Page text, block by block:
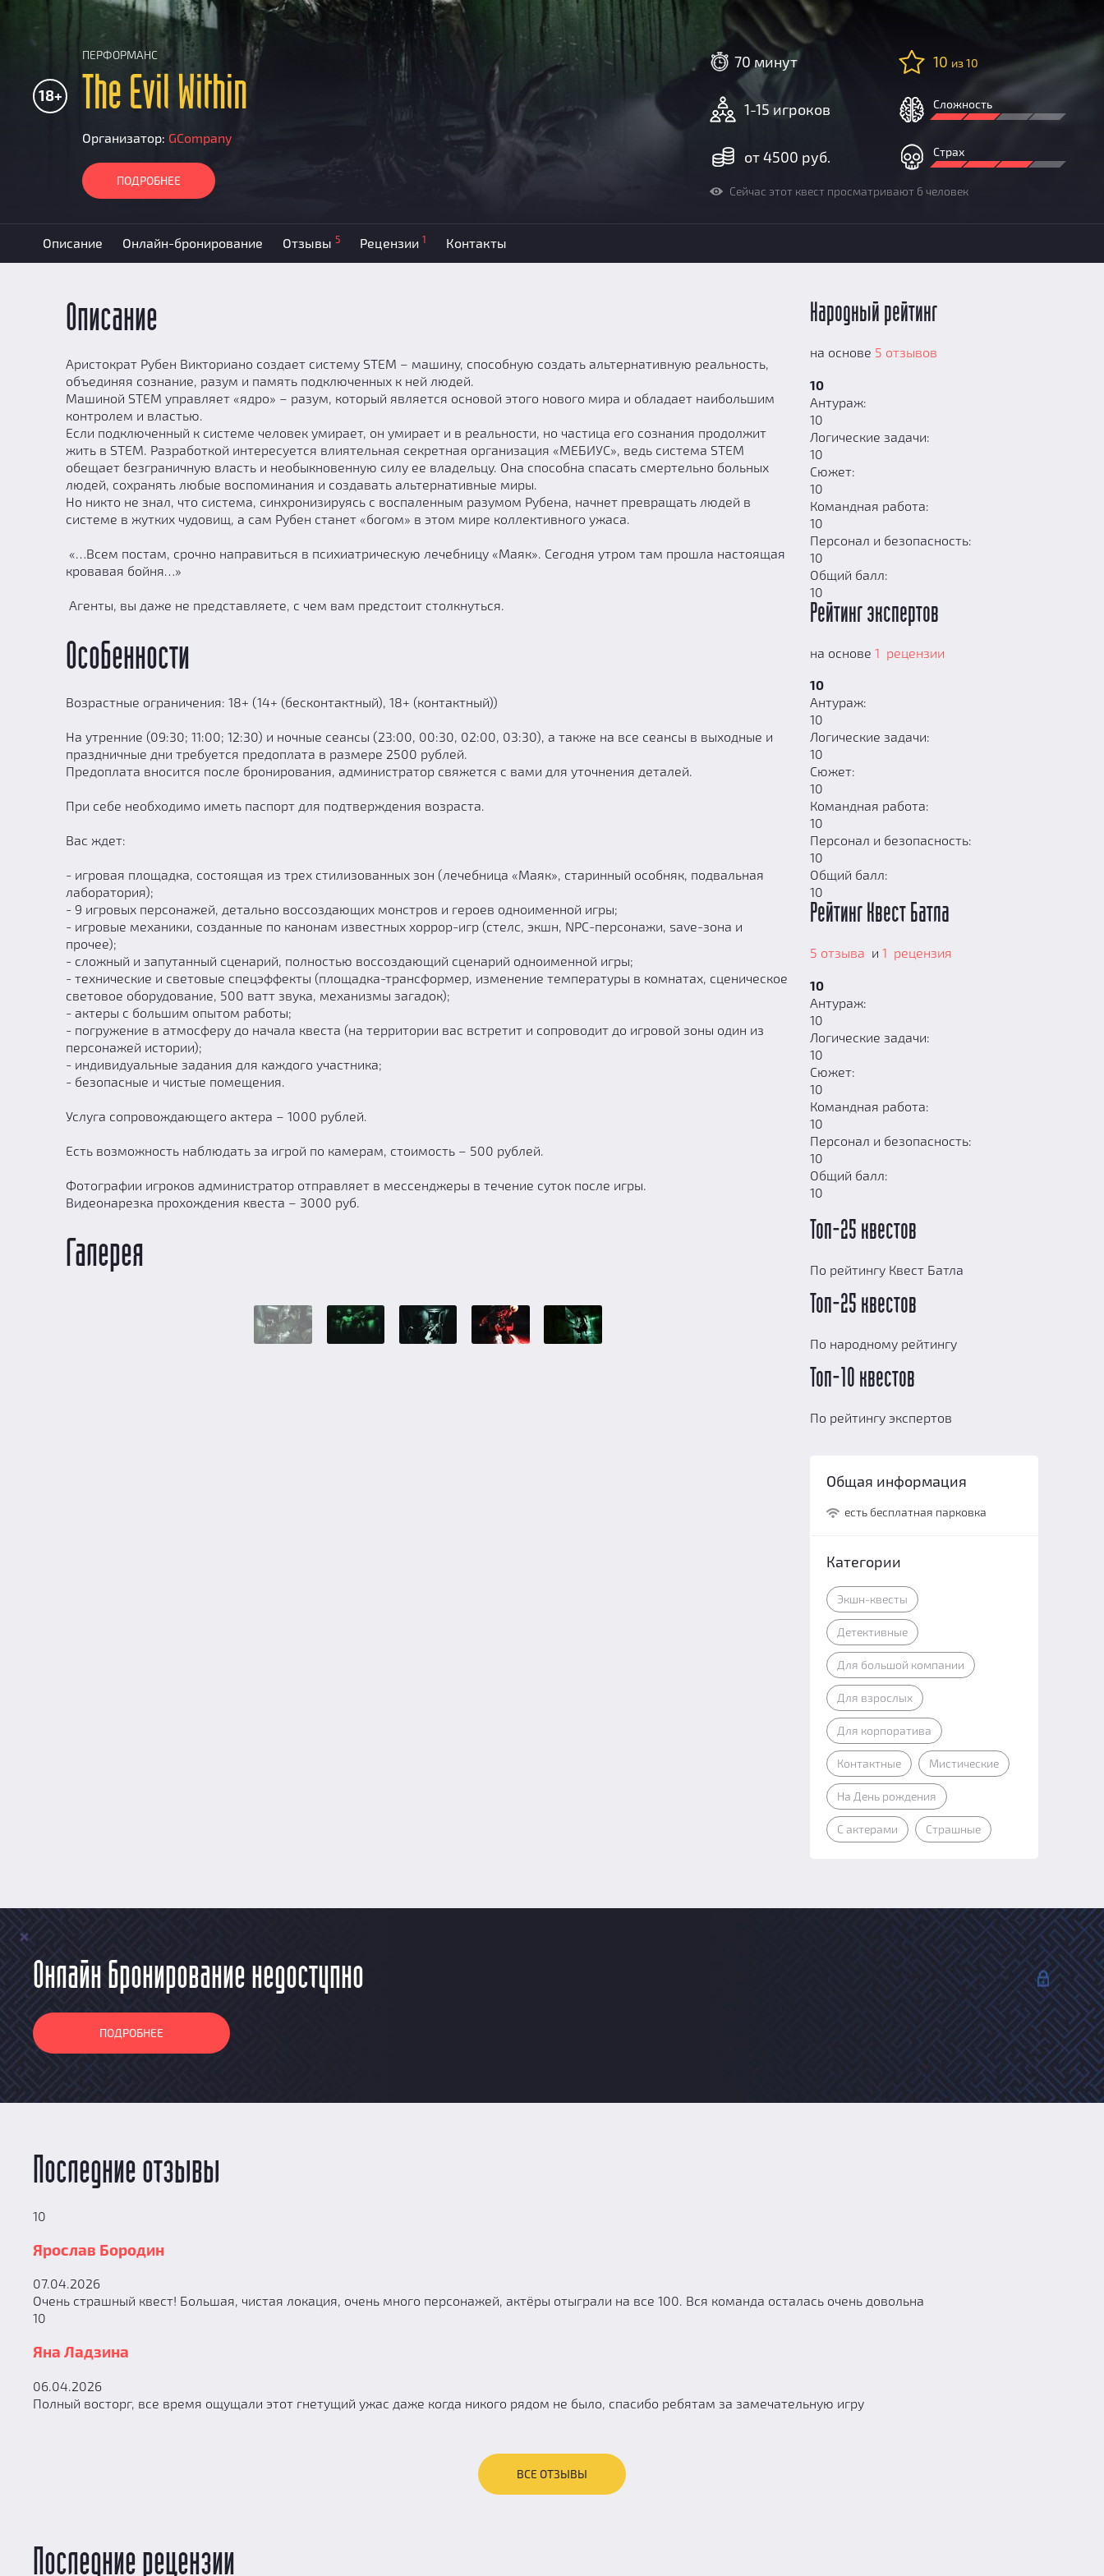
ПЕРФОРМАНС
The Evil Within
18+
Организатор: GCompany
ПОДРОБНЕЕ
70 минут
1-15 игроков
от 4500 руб.
10 из 10
Сложность
Страх
Сейчас этот квест просматривают 6 человек
Описание Онлайн-бронирование Отзывы 5 Рецензии 1 Контакты
Описание
Аристократ Рубен Викториано создает систему STEM – машину, способную создать альтернативную реальность,
объединяя сознание, разум и память подключенных к ней людей.
Машиной STEM управляет «ядро» – разум, который является основой этого нового мира и обладает наибольшим
контролем и властью.
Если подключенный к системе человек умирает, он умирает и в реальности, но частица его сознания продолжит
жить в STEM. Разработкой интересуется влиятельная секретная организация «МЕБИУС», ведь система STEM
обещает безграничную власть и необыкновенную силу ее владельцу. Она способна спасать смертельно больных
людей, сохранять любые воспоминания и создавать альтернативные миры.
Но никто не знал, что система, синхронизируясь с воспаленным разумом Рубена, начнет превращать людей в
системе в жутких чудовищ, а сам Рубен станет «богом» в этом мире коллективного ужаса.
«…Всем постам, срочно направиться в психиатрическую лечебницу «Маяк». Сегодня утром там прошла настоящая
кровавая бойня…»
Агенты, вы даже не представляете, с чем вам предстоит столкнуться.
Особенности
Возрастные ограничения: 18+ (14+ (бесконтактный), 18+ (контактный))
На утренние (09:30; 11:00; 12:30) и ночные сеансы (23:00, 00:30, 02:00, 03:30), а также на все сеансы в выходные и
праздничные дни требуется предоплата в размере 2500 рублей.
Предоплата вносится после бронирования, администратор свяжется с вами для уточнения деталей.
При себе необходимо иметь паспорт для подтверждения возраста.
Вас ждет:
- игровая площадка, состоящая из трех стилизованных зон (лечебница «Маяк», старинный особняк, подвальная
лаборатория);
- 9 игровых персонажей, детально воссоздающих монстров и героев одноименной игры;
- игровые механики, созданные по канонам известных хоррор-игр (стелс, экшн, NPC-персонажи, save-зона и
прочее);
- сложный и запутанный сценарий, полностью воссоздающий сценарий одноименной игры;
- технические и световые спецэффекты (площадка-трансформер, изменение температуры в комнатах, сценическое
световое оборудование, 500 ватт звука, механизмы загадок);
- актеры с большим опытом работы;
- погружение в атмосферу до начала квеста (на территории вас встретит и сопроводит до игровой зоны один из
персонажей истории);
- индивидуальные задания для каждого участника;
- безопасные и чистые помещения.
Услуга сопровождающего актера – 1000 рублей.
Есть возможность наблюдать за игрой по камерам, стоимость – 500 рублей.
Фотографии игроков администратор отправляет в мессенджеры в течение суток после игры.
Видеонарезка прохождения квеста – 3000 руб.
Народный рейтинг
на основе 5 отзывов
10
Антураж:
10
Логические задачи:
10
Сюжет:
10
Командная работа:
10
Персонал и безопасность:
10
Общий балл:
10
Рейтинг экспертов
на основе 1 рецензии
10
Антураж:
10
Логические задачи:
10
Сюжет:
10
Командная работа:
10
Персонал и безопасность:
10
Общий балл:
10
Рейтинг Квест Батла
5 отзыва и 1 рецензия
10
Антураж:
10
Логические задачи:
10
Сюжет:
10
Командная работа:
10
Персонал и безопасность:
10
Общий балл:
10
Топ-25 квестов
По рейтингу Квест Батла
Топ-25 квестов
По народному рейтингу
Топ-10 квестов
По рейтингу экспертов
Общая информация
есть бесплатная парковка
Категории
Экшн-квесты
Детективные
Для большой компании
Для взрослых
Для корпоратива
Контактные Мистические
На День рождения
С актерами Страшные
Галерея
Онлайн бронирование недоступно
ПОДРОБНЕЕ
Последние отзывы
10
Ярослав Бородин
07.04.2026
Очень страшный квест! Большая, чистая локация, очень много персонажей, актёры отыграли на все 100. Вся команда осталась очень довольна
10
Яна Ладзина
06.04.2026
Полный восторг, все время ощущали этот гнетущий ужас даже когда никого рядом не было, спасибо ребятам за замечательную игру
ВСЕ ОТЗЫВЫ
Последние рецензии